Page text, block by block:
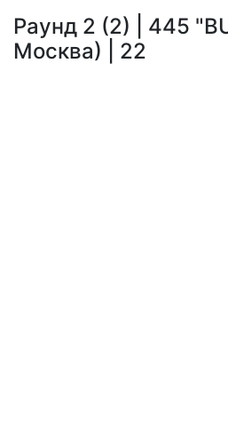
Раунд 2 (2) | 445
Москва) | 22